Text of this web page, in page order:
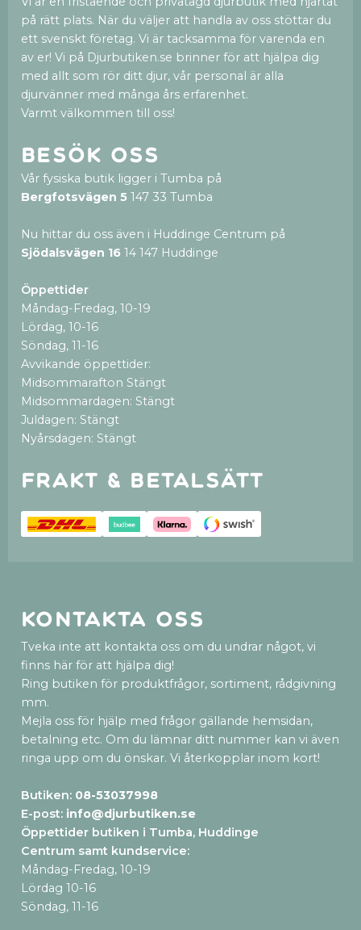
på rätt plats. När du väljer att handla av oss stöttar du
ett svenskt företag. Vi är tacksamma för varenda en
av er! Vi på Djurbutiken.se brinner för att hjälpa dig
med allt som rör ditt djur, vår personal är alla
djurvänner med många års erfarenhet.
Varmt välkommen till oss!
Besök oss
Vår fysiska butik ligger i Tumba på
Bergfotsvägen 5 147 33 Tumba
Nu hittar du oss även i Huddinge Centrum på
Sjödalsvägen 16 14 147 Huddinge
Öppettider
Måndag-Fredag, 10-19
Lördag, 10-16
Söndag, 11-16
Avvikande öppettider:
Midsommarafton Stängt
Midsommardagen: Stängt
Juldagen: Stängt
Nyårsdagen: Stängt
Frakt & betalsätt
Kontakta oss
Tveka inte att kontakta oss om du undrar något, vi
finns här för att hjälpa dig!
Ring butiken för produktfrågor, sortiment, rådgivning
mm.
Mejla oss för hjälp med frågor gällande hemsidan,
betalning etc. Om du lämnar ditt nummer kan vi även
ringa upp om du önskar. Vi återkopplar inom kort!
Butiken: 08-53037998
E-post: info@djurbutiken.se
Öppettider butiken i Tumba, Huddinge
Centrum samt kundservice:
Måndag-Fredag, 10-19
Lördag 10-16
Söndag, 11-16